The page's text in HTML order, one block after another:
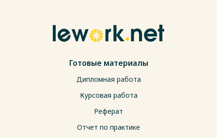
Готовые материалы
Дипломная работа
Курсовая работа
Реферат
Отчет по практике